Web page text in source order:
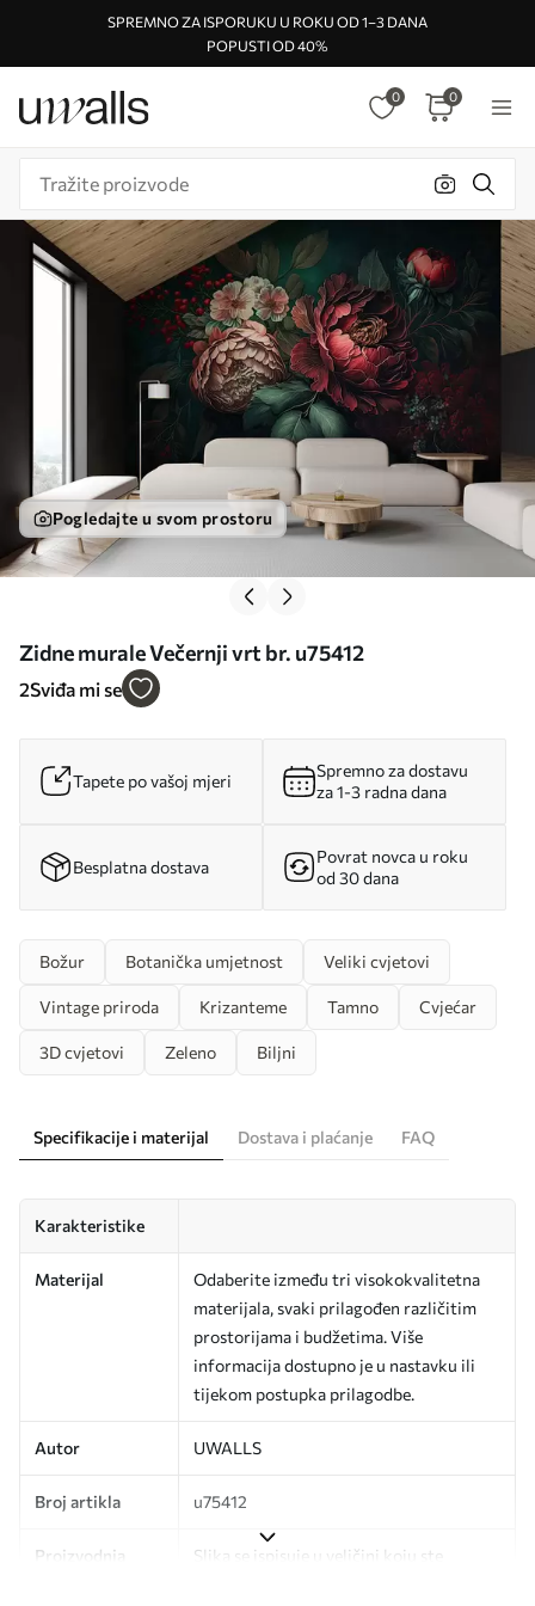
SPREMNO ZA ISPORUKU U ROKU OD 1–3 DANA
POPUSTI OD 40%
0 0
Pogledajte u svom prostoru
Zidne murale Večernji vrt br. u75412
2Sviđa mi se
Tapete po vašoj mjeri
Spremno za dostavu
za 1-3 radna dana
Besplatna dostava
Povrat novca u roku
od 30 dana
Božur Botanička umjetnost Veliki cvjetovi
Vintage priroda Krizanteme Tamno Cvjećar
3D cvjetovi Zeleno Biljni
Specifikacije i materijal Dostava i plaćanje FAQ
Karakteristike
Materijal
Odaberite između tri visokokvalitetna
materijala, svaki prilagođen različitim
prostorijama i budžetima. Više
informacija dostupno je u nastavku ili
tijekom postupka prilagodbe.
Autor UWALLS
Broj artikla u75412
Proizvodnja
Slika se ispisuje u veličini koju ste